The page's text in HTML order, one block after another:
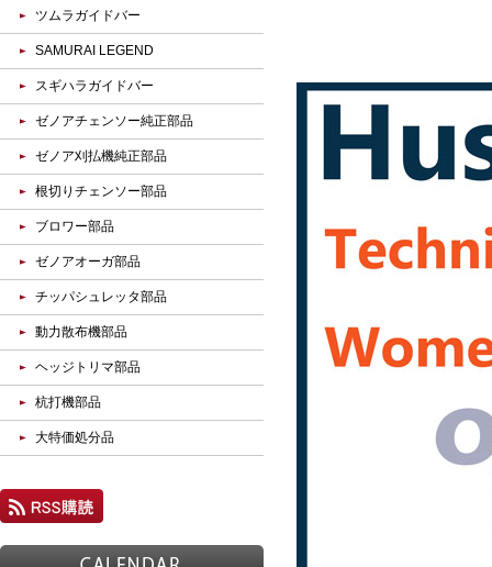
ツムラガイドバー
SAMURAI LEGEND
スギハラガイドバー
ゼノアチェンソー純正部品
ゼノア刈払機純正部品
根切りチェンソー部品
ブロワー部品
ゼノアオーガ部品
チッパシュレッタ部品
動力散布機部品
ヘッジトリマ部品
杭打機部品
大特価処分品